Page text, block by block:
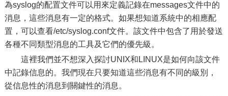
為syslog的配置文件可以用來定義記錄在messages文件中的
消息，這些消息有一定的格式。如果想知道系統中的相應配
置，可以查看/etc/syslog.conf文件。該文件中包含了用於發送
各種不同類型消息的工具及它們的優先級。
這裡我們並不想深入探討UNIX和LINUX是如何向該文件
中記錄信息的。我們現在只要知道這些消息有不同的級別，
從信息性的消息到關鍵性的消息。